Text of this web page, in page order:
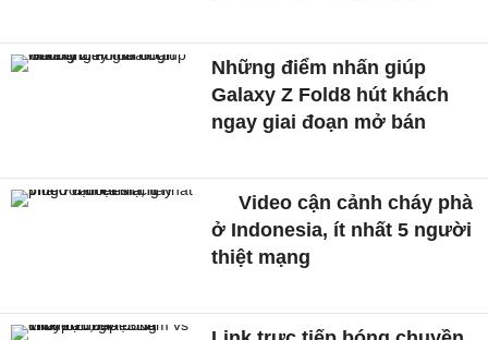
Những điểm nhấn giúp
Galaxy Z Fold8 hút khách
ngay giai đoạn mở bán
Video cận cảnh cháy phà
ở Indonesia, ít nhất 5 người
thiệt mạng